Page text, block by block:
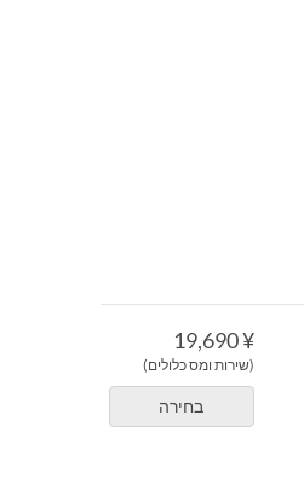
¥ 19,690
(שירות ומס כלולים)
בחירה